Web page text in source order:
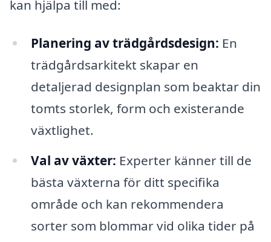
kan hjälpa till med:
Planering av trädgårdsdesign: En
trädgårdsarkitekt skapar en
detaljerad designplan som beaktar din
tomts storlek, form och existerande
växtlighet.
Val av växter: Experter känner till de
bästa växterna för ditt specifika
område och kan rekommendera
sorter som blommar vid olika tider på